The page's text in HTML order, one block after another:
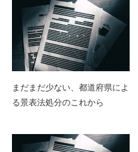
まだまだ少ない、都道府県によ
る景表法処分のこれから